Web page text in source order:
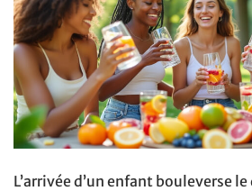
L’arrivée d’un enfant bouleverse